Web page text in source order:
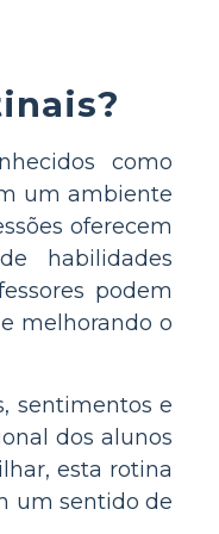
como
um ambiente
oferecem
habilidades
podem
melhorando o
sentimentos e
dos alunos
esta rotina
um sentido de